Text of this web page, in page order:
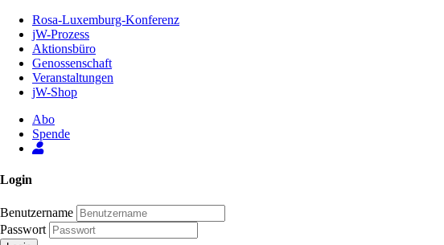
Inhalt
Seite
Rosa-Luxemburg-Konferenz
jW-Prozess
Aktionsbüro
Genossenschaft
Veranstaltungen
jW-Shop
Abo
Spende
Login
Benutzername
Passwort